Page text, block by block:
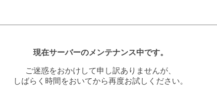
現在サーバーのメンテナンス中です。
ご迷惑をおかけして申し訳ありませんが、
しばらく時間をおいてから再度お試しください。